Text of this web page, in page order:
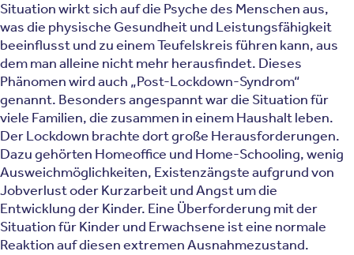
Situation wirkt sich auf die Psyche des Menschen aus,
was die physische Gesundheit und Leistungsfähigkeit
beeinflusst und zu einem Teufelskreis führen kann, aus
dem man alleine nicht mehr herausfindet. Dieses
Phänomen wird auch „Post-Lockdown-Syndrom“
genannt. Besonders angespannt war die Situation für
viele Familien, die zusammen in einem Haushalt leben.
Der Lockdown brachte dort große Herausforderungen.
Dazu gehörten Homeoffice und Home-Schooling, wenig
Ausweichmöglichkeiten, Existenzängste aufgrund von
Jobverlust oder Kurzarbeit und Angst um die
Entwicklung der Kinder. Eine Überforderung mit der
Situation für Kinder und Erwachsene ist eine normale
Reaktion auf diesen extremen Ausnahmezustand.